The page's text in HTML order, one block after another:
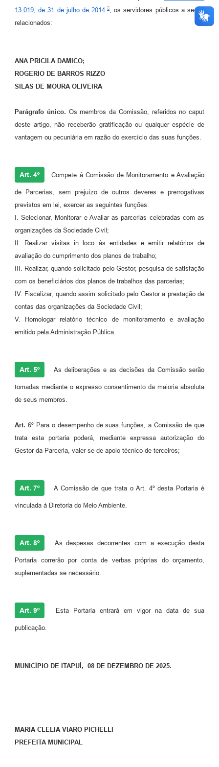
13.019, de 31 de julho de 2014
, os servidores públicos a seguir
relacionados:
ANA PRICILA DAMICO;
ROGERIO DE BARROS RIZZO
SILAS DE MOURA OLIVEIRA
Parágrafo único. Os membros da Comissão, referidos no caput
deste artigo, não receberão gratificação ou qualquer espécie de
vantagem ou pecuniária em razão do exercício das suas funções.
Art. 4º Compete à Comissão de Monitoramento e Avaliação
de Parcerias, sem prejuízo de outros deveres e prerrogativas
previstos em lei, exercer as seguintes funções:
I. Selecionar, Monitorar e Avaliar as parcerias celebradas com as
organizações da Sociedade Civil;
II. Realizar visitas in loco às entidades e emitir relatórios de
avaliação do cumprimento dos planos de trabalho;
III. Realizar, quando solicitado pelo Gestor, pesquisa de satisfação
com os beneficiários dos planos de trabalhos das parcerias;
IV. Fiscalizar, quando assim solicitado pelo Gestor a prestação de
contas das organizações da Sociedade Civil;
V. Homologar relatório técnico de monitoramento e avaliação
emitido pela Administração Pública.
Art. 5º As deliberações e as decisões da Comissão serão
tomadas mediante o expresso consentimento da maioria absoluta
de seus membros.
Art. 6º Para o desempenho de suas funções, a Comissão de que
trata esta portaria poderá, mediante expressa autorização do
Gestor da Parceria, valer-se de apoio técnico de terceiros;
Art. 7º A Comissão de que trata o Art. 4º desta Portaria é
vinculada à Diretoria do Meio Ambiente.
Art. 8º As despesas decorrentes com a execução desta
Portaria correrão por conta de verbas próprias do orçamento,
suplementadas se necessário.
Art. 9º Esta Portaria entrará em vigor na data de sua
publicação.
MUNICÍPIO DE ITAPUÍ, 08 DE DEZEMBRO DE 2025.
MARIA CLELIA VIARO PICHELLI
PREFEITA MUNICIPAL